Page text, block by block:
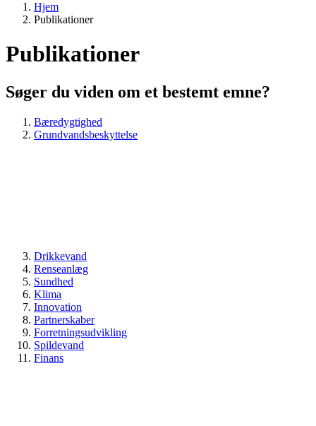
Hjem
Publikationer
Publikationer
Søger du viden om et bestemt emne?
Bæredygtighed
Grundvandsbeskyttelse
Drikkevand
Renseanlæg
Sundhed
Klima
Innovation
Partnerskaber
Forretningsudvikling
Spildevand
Finans